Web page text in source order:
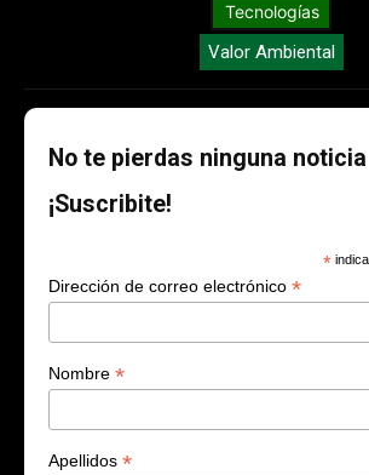
Tecnologías
Valor Ambiental
No te pierdas ninguna noticia
¡Suscribite!
*
Dirección de correo electrónico *
Nombre *
Apellidos *